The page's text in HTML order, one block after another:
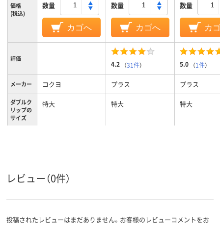
価格
(税込)
数量
カゴへ
数量
カゴへ
数量
カ
評価
4.2 （31件） 5.0 （1件）
メーカー コクヨ プラス プラス
ダブルク
リップの
サイズ
特大 特大 特大
とじ枚数 約190枚
材質 スチール スチール
レビュー（0件）
投稿されたレビューはまだありません。お客様のレビューコメントをお